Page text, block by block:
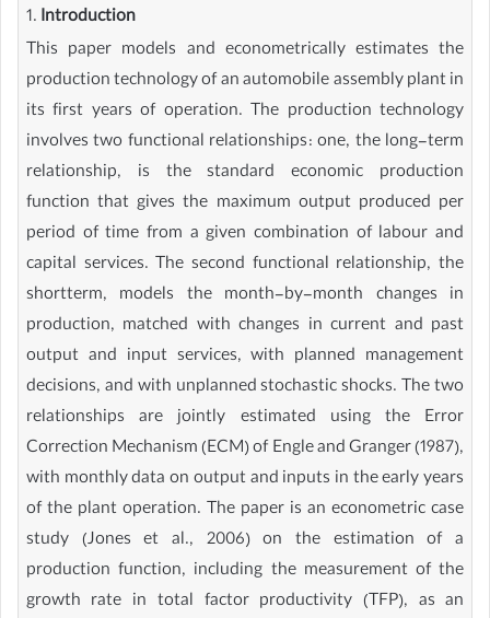
1. Introduction
This paper models and econometrically estimates the
production technology of an automobile assembly plant in
its first years of operation. The production technology
involves two functional relationships: one, the long-term
relationship, is the standard economic production
function that gives the maximum output produced per
period of time from a given combination of labour and
capital services. The second functional relationship, the
shortterm, models the month-by-month changes in
production, matched with changes in current and past
output and input services, with planned management
decisions, and with unplanned stochastic shocks. The two
relationships are jointly estimated using the Error
Correction Mechanism (ECM) of Engle and Granger (1987),
with monthly data on output and inputs in the early years
of the plant operation. The paper is an econometric case
study (Jones et al., 2006) on the estimation of a
production function, including the measurement of the
growth rate in total factor productivity (TFP), as an